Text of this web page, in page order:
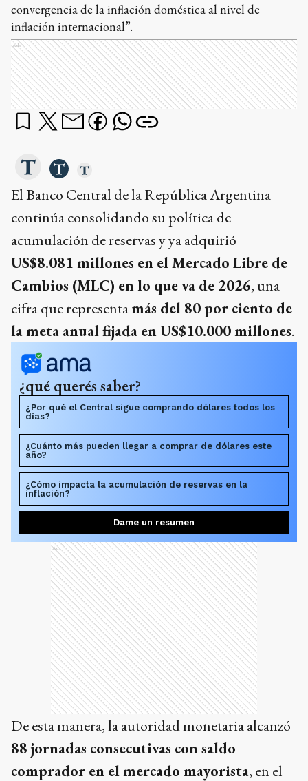
convergencia de la inflación doméstica al nivel de
inflación internacional”.
Ads
El Banco Central de la República Argentina
continúa consolidando su política de
acumulación de reservas y ya adquirió
US$8.081 millones en el Mercado Libre de
Cambios (MLC) en lo que va de 2026, una
cifra que representamás del 80 por ciento de
la meta anual fijada en US$10.000 millones.
¿qué querés saber?
¿Por qué el Central sigue comprando dólares todos los
días?
¿Cuánto más pueden llegar a comprar de dólares este
año?
¿Cómo impacta la acumulación de reservas en la
inflación?
Dame un resumen
Ads
De esta manera, la autoridad monetaria alcanzó
88 jornadas consecutivas con saldo
comprador en el mercado mayorista, en el